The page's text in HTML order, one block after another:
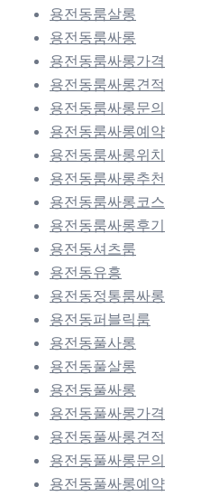
용전동룸살롱
용전동룸싸롱
용전동룸싸롱가격
용전동룸싸롱견적
용전동룸싸롱문의
용전동룸싸롱예약
용전동룸싸롱위치
용전동룸싸롱추천
용전동룸싸롱코스
용전동룸싸롱후기
용전동셔츠룸
용전동유흥
용전동정통룸싸롱
용전동퍼블릭룸
용전동풀사롱
용전동풀살롱
용전동풀싸롱
용전동풀싸롱가격
용전동풀싸롱견적
용전동풀싸롱문의
용전동풀싸롱예약